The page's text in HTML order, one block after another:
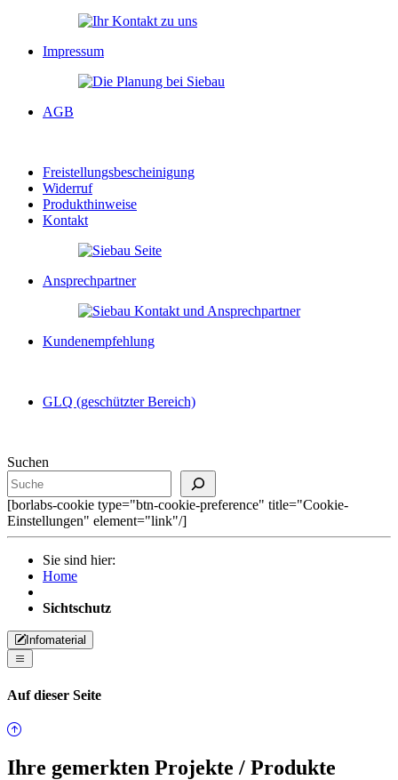
Impressum
AGB
Freistellungsbescheinigung
Widerruf
Produkthinweise
Kontakt
Ansprechpartner
Kundenempfehlung
GLQ (geschützter Bereich)
Suchen
[borlabs-cookie type="btn-cookie-preference" title="Cookie-
Einstellungen" element="link"/]
Sie sind hier:
Home
Sichtschutz
Infomaterial
Auf dieser Seite
Ihre gemerkten Projekte / Produkte